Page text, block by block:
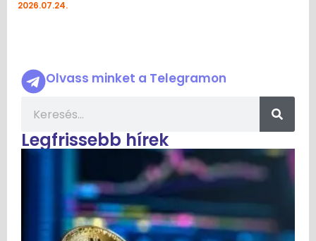
2026.07.24.
Olvass minket a Telegramon
Legfrissebb hírek